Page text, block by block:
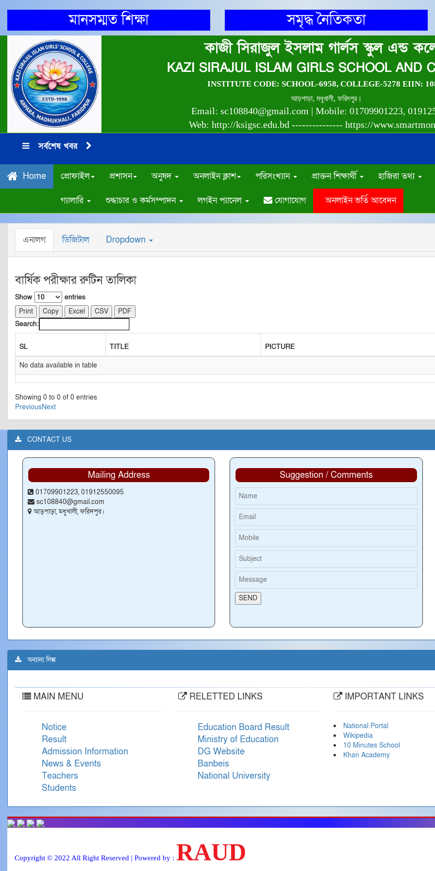
মানসম্মত শিক্ষা সমৃদ্ধ নৈতিকতা
কাজী সিরাজুল ইসলাম গার্লস স্কুল এন্ড
KAZI SIRAJUL ISLAM GIRLS SCHOOL AND
INSTITUTE CODE: SCHOOL-6958, COLLEGE-5278 EIIN:
আড়পাড়া, মধুখালী, ফরিদপুর।
Email: sc108840@gmail.com | Mobile: 01709901223,
Web: http://ksigsc.edu.bd --------------- https://
সর্বশেষ খবর
Home প্রোফাইল প্রশাসন অনুষদ অনলাইন ক্লাশ পরিসংখ্যান প্রাক্তন শিক্ষার্থী হাজিরা তথ্য
গ্যালারি শুদ্ধাচার ও কর্মসম্পাদন লগইন প্যানেল যোগাযোগ অনলাইন ভর্তি আবেদন
এনালগ ডিজিটাল Dropdown
বার্ষিক পরীক্ষার রুটিন তালিকা
Show
entries
Print
Copy Excel CSV
PDF
Search:
SL TITLE PICTURE
No data available in table
Showing 0 to 0 of 0 entries
PreviousNext
CONTACT US
Mailing Address
01709901223, 01912550095
sc108840@gmail.com
আড়পাড়া, মধুখালী, ফরিদপুর।
Suggestion / Comments
অন্যান্য লিঙ্ক
MAIN MENU
Notice
Result
Admission Information
News & Events
Teachers
Students
RELETTED LINKS
Education Board Result
Ministry of Education
DG Website
Banbeis
National University
IMPORTANT LINKS
National Portal
Wikipedia
10 Minutes School
Khan Academy
Copyright © 2022 All Right Reserved | Powered by : RAUD